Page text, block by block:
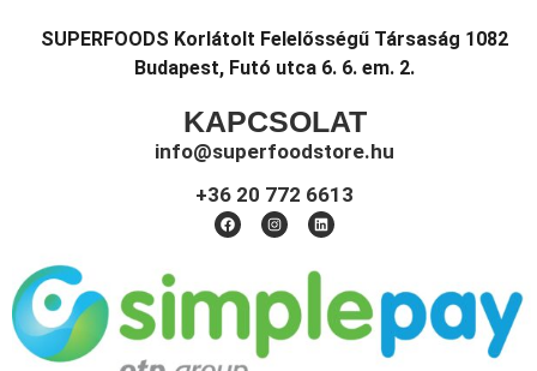
SUPERFOODS Korlátolt Felelősségű Társaság 1082
Budapest, Futó utca 6. 6. em. 2.
KAPCSOLAT
info@superfoodstore.hu
+36 20 772 6613